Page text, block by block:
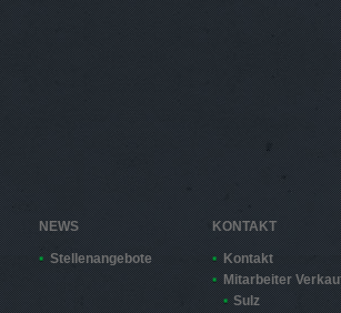
NEWS
Stellenangebote
KONTAKT
Kontakt
Mitarbeiter
Sulz